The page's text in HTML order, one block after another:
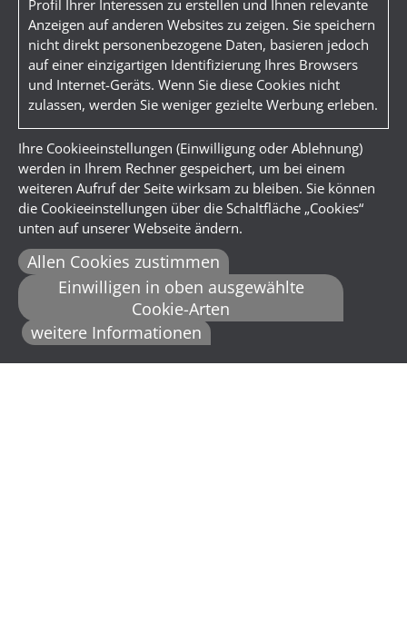
Profil Ihrer Interessen zu erstellen und Ihnen relevante
Anzeigen auf anderen Websites zu zeigen. Sie speichern
nicht direkt personenbezogene Daten, basieren jedoch
auf einer einzigartigen Identifizierung Ihres Browsers
und Internet-Geräts. Wenn Sie diese Cookies nicht
zulassen, werden Sie weniger gezielte Werbung erleben.
Ihre Cookieeinstellungen (Einwilligung oder Ablehnung)
werden in Ihrem Rechner gespeichert, um bei einem
weiteren Aufruf der Seite wirksam zu bleiben. Sie können
die Cookieeinstellungen über die Schaltfläche „Cookies“
unten auf unserer Webseite ändern.
Allen Cookies zustimmen
Einwilligen in oben ausgewählte
Cookie-Arten
weitere Informationen